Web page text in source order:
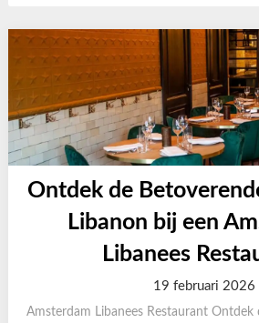
Ontdek de
Libanon bij een
Libanees
19 februari 2026
Amsterdam Libanees Restaurant Ontdek